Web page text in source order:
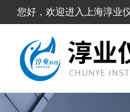
您好，欢迎进入上海淳业